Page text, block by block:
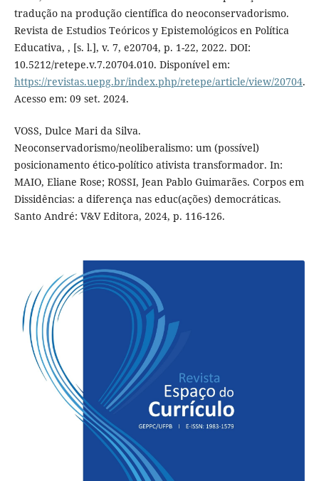
tradução na produção científica do neoconservadorismo.
Revista de Estudios Teóricos y Epistemológicos en Política
Educativa, , [s. l.], v. 7, e20704, p. 1-22, 2022. DOI:
10.5212/retepe.v.7.20704.010. Disponível em:
https://revistas.uepg.br/index.php/retepe/article/view/20704.
Acesso em: 09 set. 2024.
VOSS, Dulce Mari da Silva.
Neoconservadorismo/neoliberalismo: um (possível)
posicionamento ético-político ativista transformador. In:
MAIO, Eliane Rose; ROSSI, Jean Pablo Guimarães. Corpos em
Dissidências: a diferença nas educ(ações) democráticas.
Santo André: V&V Editora, 2024, p. 116-126.